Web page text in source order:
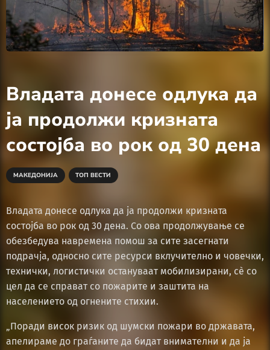
Владата донесе одлука да
ја продолжи кризната
состојба во рок од 30 дена
МАКЕДОНИЈА ТОП ВЕСТИ
Владата донесе одлука да ја продолжи кризната
состојба во рок од 30 дена. Со ова продолжување се
обезбедува навремена помош за сите засегнати
подрачја, односно сите ресурси вклучително и човечки,
технички, логистички остануваат мобилизирани, сè со
цел да се справат со пожарите и заштита на
населението од огнените стихии.
„Поради висок ризик од шумски пожари во државата,
апелираме до граѓаните да бидат внимателни и да ја